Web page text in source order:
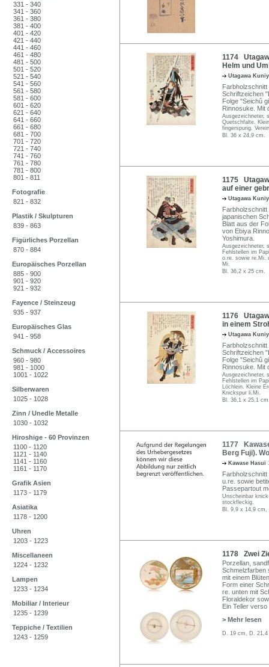
331 - 340
341 - 360
361 - 380
381 - 400
401 - 420
421 - 440
441 - 460
461 - 480
481 - 500
501 - 520
521 - 540
541 - 560
561 - 580
581 - 600
601 - 620
621 - 640
641 - 660
661 - 680
681 - 700
701 - 720
721 - 740
741 - 760
761 - 780
781 - 800
801 - 811
Fotografie
821 - 832
Plastik / Skulpturen
839 - 863
Figürliches Porzellan
870 - 884
Europäisches Porzellan
885 - 900
901 - 920
921 - 932
Fayence / Steinzeug
935 - 937
Europäisches Glas
941 - 958
Schmuck / Accessoires
960 - 980
981 - 1000
1001 - 1022
Silberwaren
1025 - 1028
Zinn / Unedle Metalle
1030 - 1032
Hiroshige - 60 Provinzen
1100 - 1120
1121 - 1140
1141 - 1160
1161 - 1170
Grafik Asien
1173 - 1179
Asiatika
1178 - 1200
Uhren
1203 - 1223
Miscellaneen
1224 - 1232
Lampen
1233 - 1234
Mobiliar / Interieur
1235 - 1239
Teppiche / Textilien
1243 - 1259
1174
Helm und
Utagawa
Farbholzschnitt
Schriftzeichen
Folge "Seichû
Rinnosuke. Mit
Ausgezeichneter,
Quetschfalte.
fingerspurig.
Bl. 36 x 24,9 cm.
1175
auf einer
Utagawa
Farbholzschnitt
japanischen
Blatt aus der
von Ebiya
Yoshimura.
Ausgezeichneter,
Fehlstellen im
o.re. sowie re.Mi.
Mi.
Bl. 36,2 x 25 cm.
1176
in einem
Utagawa
Farbholzschnitt
Schriftzeichen
Folge "Seichû
Rinnosuke. Mit
Ausgezeichneter,
Fehlstellen im
Löchlein. Kleine
Knickspur li.Mi.
Bl. 36,1 x 25,1
1177
Berg Fuji).
Kawase Hasui
u.re. sowie
Passepartout
Unscheinbar
stockfleckig.
Bl. 9,9 x 14,9
1178 Zwei
Porzellan,
Schmelzfarben
mit einem
Form einer
re. unten mit
Floraldekor
Ein Teller
> Mehr lesen
D. 19 cm, D.